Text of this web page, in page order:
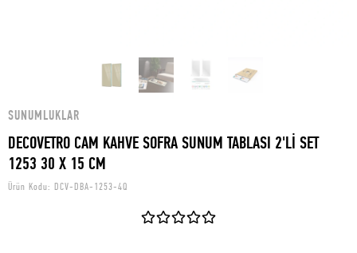
SUNUMLUKLAR
DECOVETRO CAM KAHVE SOFRA SUNUM TABLASI 2'Lİ SET
1253 30 X 15 CM
Ürün Kodu: DCV-DBA-1253-4Q